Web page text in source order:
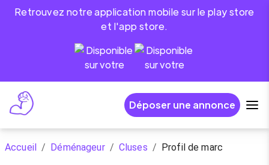
Retrouvez notre application mobile sur le play store
et l'app store.
Déposer une annonce
Accueil / Déménageur / Cluses / Profil de marc